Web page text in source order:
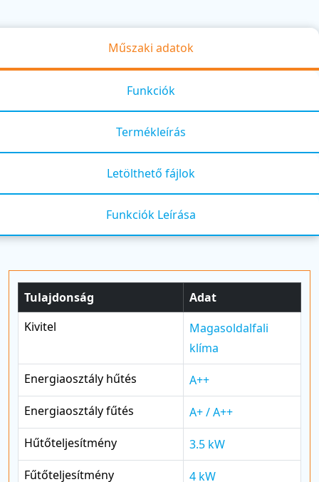
Műszaki adatok
Funkciók
Termékleírás
Letölthető fájlok
Funkciók Leírása
Tulajdonság
Adat
Kivitel
Magasoldalfali
klíma
Energiaosztály hűtés
A++
Energiaosztály fűtés
A+ / A++
Hűtőteljesítmény
3.5 kW
Fűtőteljesítmény
4 kW